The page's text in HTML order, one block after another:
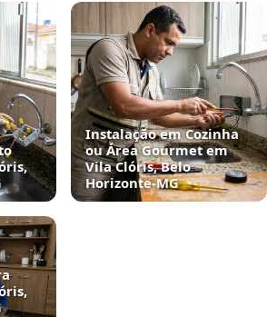
Instalação em Cozinha
ou Área Gourmet em
Vila Clóris, Belo
Horizonte‑MG